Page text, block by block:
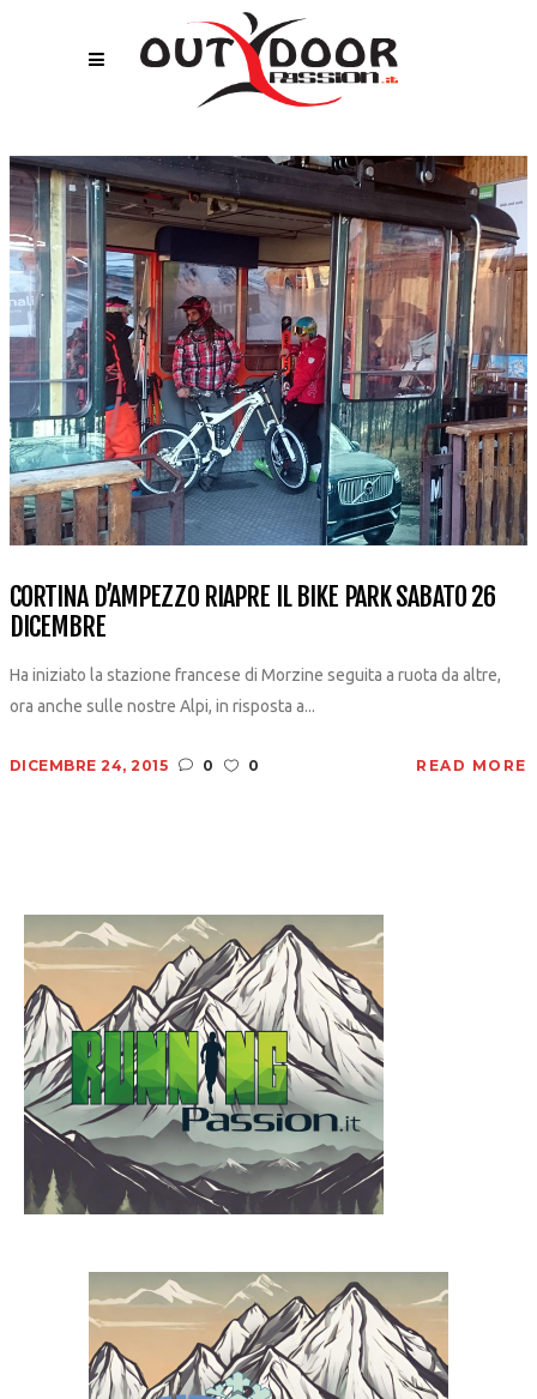
CORTINA D’AMPEZZO RIAPRE IL BIKE PARK SABATO 26
DICEMBRE
Ha iniziato la stazione francese di Morzine seguita a ruota da altre,
ora anche sulle nostre Alpi, in risposta a...
DICEMBRE 24, 2015 0 0 READ MORE